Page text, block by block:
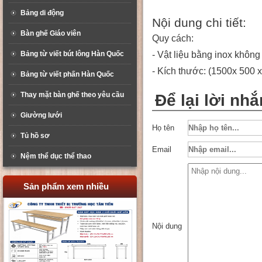
Bảng di động
Bàn ghế Giáo viên
Bảng từ viết bút lông Hàn Quốc
Bảng từ viết phấn Hàn Quốc
Thay mặt bàn ghế theo yêu cầu
Giường lưới
Tủ hồ sơ
Nệm thể dục thể thao
Sản phẩm xem nhiều
Nội dung chi tiết:
Quy cách:
- Vật liệu bằng inox
- Kích thước: (1500x 500
Để lại lời
Họ tên
Email
Nội dung